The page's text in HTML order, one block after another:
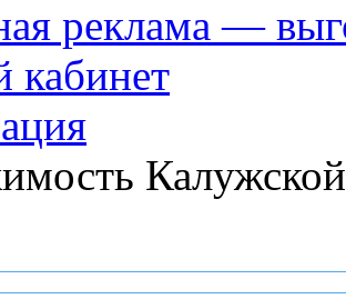
реклама —
кабинет